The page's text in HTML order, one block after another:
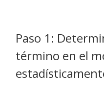
Paso 1:
término en el